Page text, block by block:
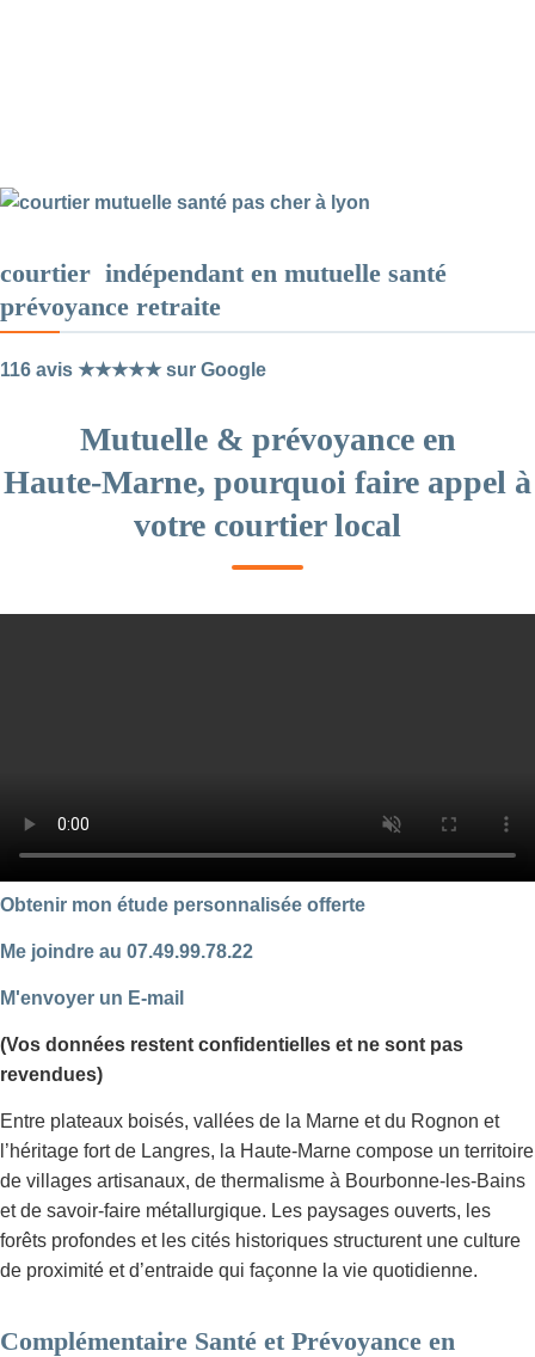
courtier indépendant en mutuelle santé
prévoyance retraite
116 avis ★★★★★ sur Google
Mutuelle & prévoyance en
Haute‑Marne, pourquoi faire appel à
votre courtier local
Obtenir mon étude personnalisée offerte
Me joindre au 07.49.99.78.22
M'envoyer un E-mail
(Vos données restent confidentielles et ne sont pas
revendues)
Entre plateaux boisés, vallées de la Marne et du Rognon et
l’héritage fort de Langres, la Haute‑Marne compose un territoire
de villages artisanaux, de thermalisme à Bourbonne‑les‑Bains
et de savoir‑faire métallurgique. Les paysages ouverts, les
forêts profondes et les cités historiques structurent une culture
de proximité et d’entraide qui façonne la vie quotidienne.
Complémentaire Santé et Prévoyance en